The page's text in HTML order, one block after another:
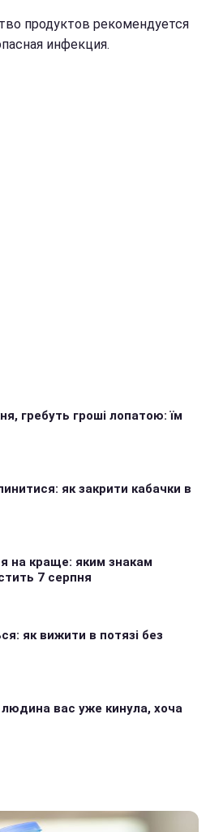
продуктов рекомендуется
инфекция.
гребуть гроші лопатою: їм
як закрити кабачки в
на краще: яким знакам
7 серпня
як вижити в потязі без
вас уже кинула, хоча